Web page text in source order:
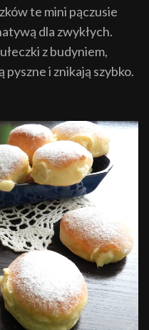
te mini pączusie
dla zwykłych.
z budyniem,
pyszne i znikają szybko.